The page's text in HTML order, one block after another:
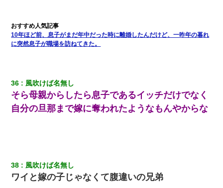
10年ほど前、息子がまだ年中だった時に離婚したんだけど、一昨年の暮れ
に突然息子が職場を訪ねてきた。
36 風吹けば名無し
そら母親からしたら息子であるイッチだけでなく
自分の旦那まで嫁に奪われたようなもんやからな
38 風吹けば名無し
ワイと嫁の子じゃなくて腹違いの兄弟